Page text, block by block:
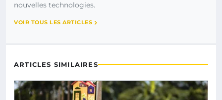
nouvelles technologies.
VOIR TOUS LES ARTICLES
ARTICLES SIMILAIRES